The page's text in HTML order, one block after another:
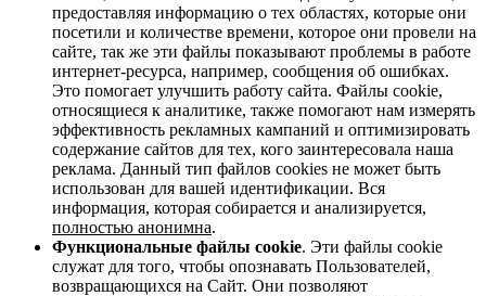
предоставляя информацию о тех областях, которые они
посетили и количестве времени, которое они провели на
сайте, так же эти файлы показывают проблемы в работе
интернет-ресурса, например, сообщения об ошибках.
Это помогает улучшить работу сайта. Файлы cookie,
относящиеся к аналитике, также помогают нам измерять
эффективность рекламных кампаний и оптимизировать
содержание сайтов для тех, кого заинтересовала наша
реклама. Данный тип файлов cookies не может быть
использован для вашей идентификации. Вся
информация, которая собирается и анализируется,
полностью анонимна.
Функциональные файлы cookie. Эти файлы cookie
служат для того, чтобы опознавать Пользователей,
возвращающихся на Сайт. Они позволяют